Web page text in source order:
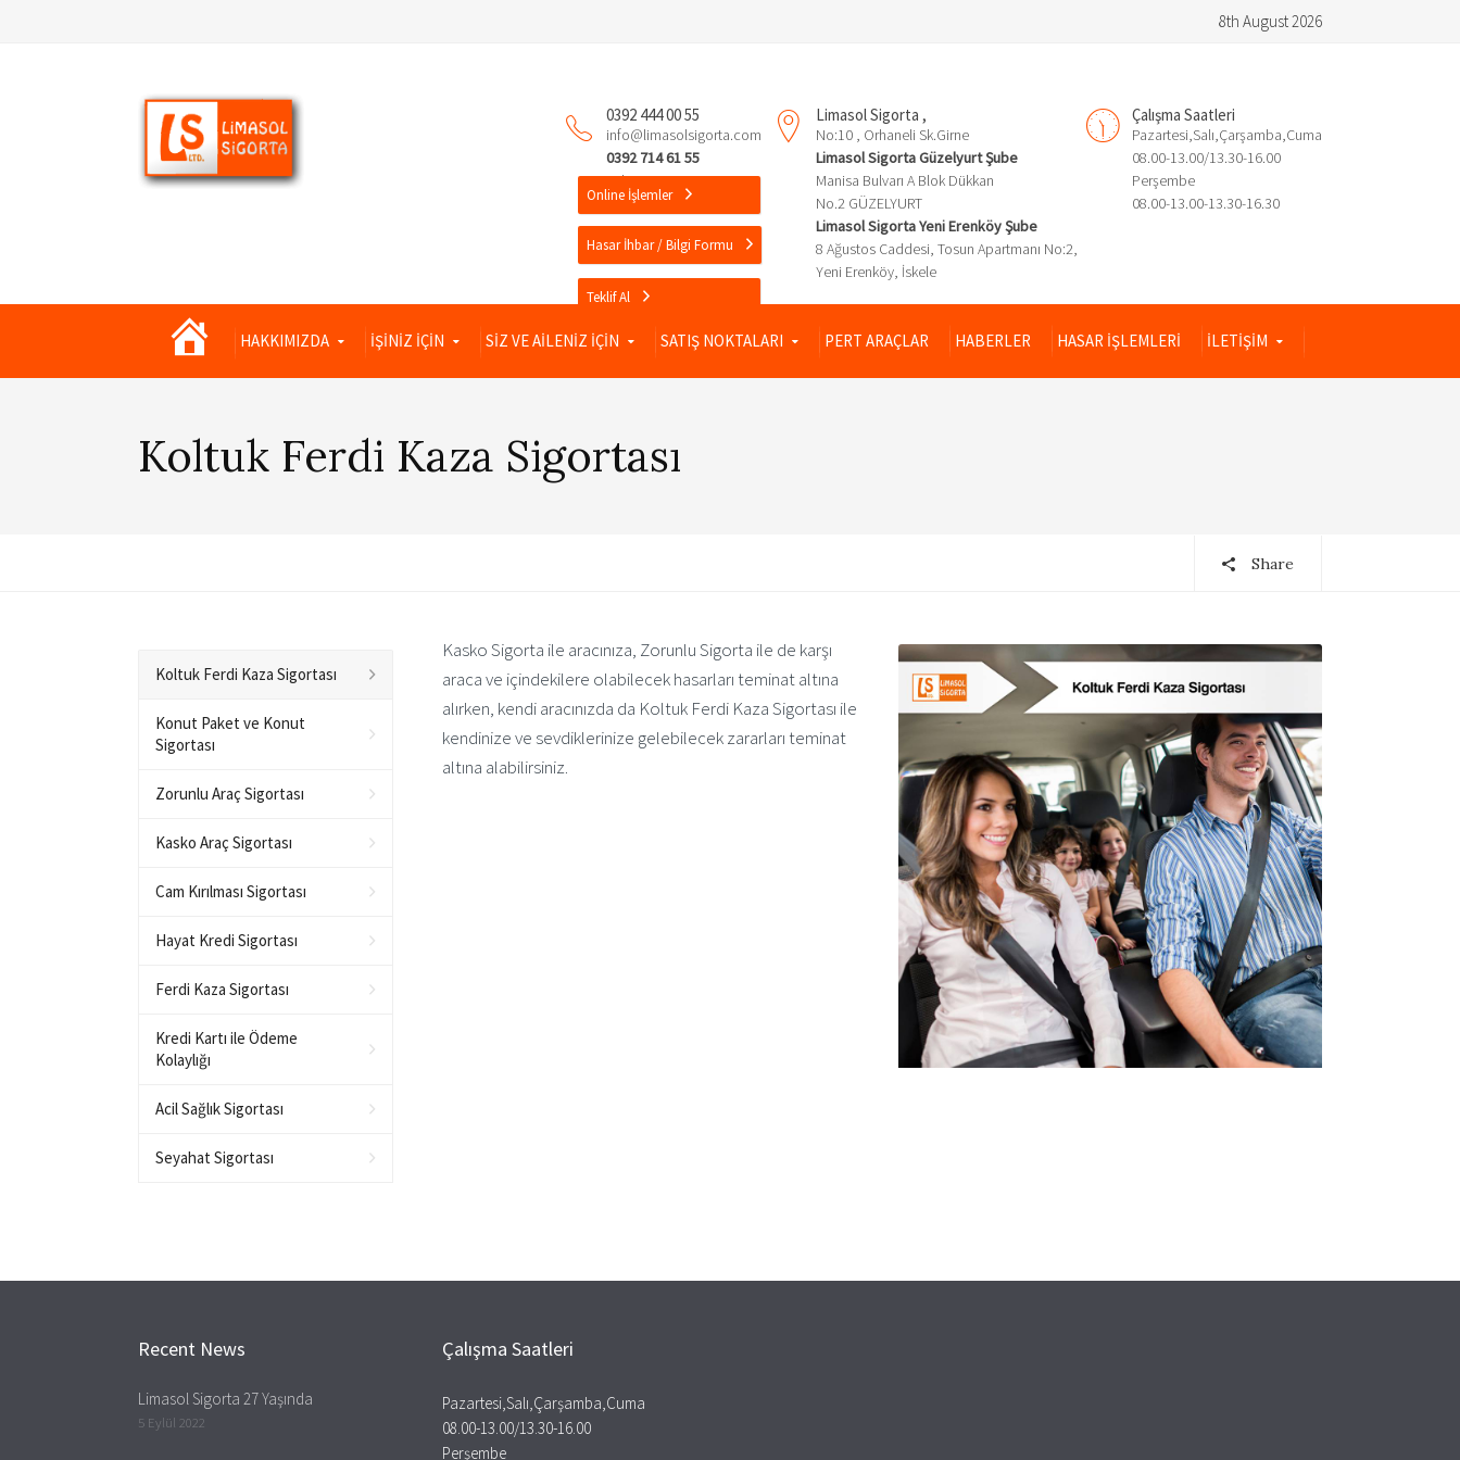
8th August 2026
Çalışma Saatleri
Pazartesi,Salı,Çarşamba,Cuma
08.00-13.00/13.30-16.00
Perşembe
08.00-13.00-13.30-16.30
Limasol Sigorta ,
No:10 , Orhaneli Sk.Girne
Limasol Sigorta Güzelyurt Şube
Manisa Bulvarı A Blok Dükkan
No.2 GÜZELYURT
Limasol Sigorta Yeni Erenköy Şube
8 Ağustos Caddesi, Tosun Apartmanı No:2,
Yeni Erenköy, İskele
0392 444 00 55
info@limasolsigorta.com
0392 714 61 55
Faks: 0392 714 61 56
Online İşlemler
Hasar İhbar / Bilgi Formu
Teklif Al
LimasolHAKKIMIZDA İŞİNİZ İÇİN SİZ VE AİLENİZ İÇİN SATIŞ NOKTALARI PERT ARAÇLAR HABERLER HASAR İŞLEMLERİ İLETİŞİM
Koltuk Ferdi Kaza Sigortası
Share
Kasko Sigorta ile aracınıza, Zorunlu Sigorta ile de karşı
araca ve içindekilere olabilecek hasarları teminat altına
alırken, kendi aracınızda da Koltuk Ferdi Kaza Sigortası ile
kendinize ve sevdiklerinize gelebilecek zararları teminat
altına alabilirsiniz.
Koltuk Ferdi Kaza Sigortası
Konut Paket ve Konut
Sigortası
Zorunlu Araç Sigortası
Kasko Araç Sigortası
Cam Kırılması Sigortası
Hayat Kredi Sigortası
Ferdi Kaza Sigortası
Kredi Kartı ile Ödeme
Kolaylığı
Acil Sağlık Sigortası
Seyahat Sigortası
Recent News
Limasol Sigorta 27 Yaşında
5 Eylül 2022
Çalışma Saatleri
Pazartesi,Salı,Çarşamba,Cuma
08.00-13.00/13.30-16.00
Perşembe